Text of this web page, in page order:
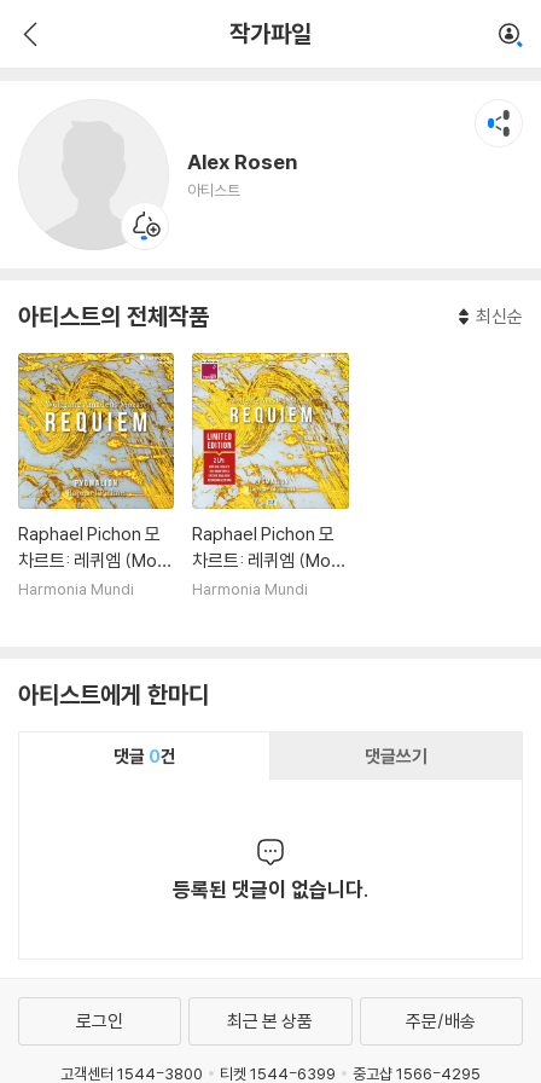
작가파일
Alex Rosen
아티스트
아티스트의 전체작품 최신순
Raphael Pichon 모
차르트: 레퀴엠 (Moz
art: Requiem in d m
Harmonia Mundi
Raphael Pichon 모
차르트: 레퀴엠 (Moz
art: Requiem in d m
Harmonia Mundi
아티스트에게 한마디
댓글 0건 댓글쓰기
등록된 댓글이 없습니다.
로그인 최근 본 상품 주문/배송
고객센터 1544-3800 티켓 1544-6399 중고샵 1566-4295